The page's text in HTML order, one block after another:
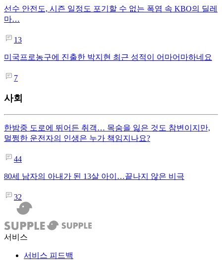
선수 안전도, 시즌 일정도 포기할 수 없는 폭염 속 KBO의 딜레
마…
13
미국프로농구에 진출한 박지현 최근 성적이 어마어마하네요
7
사회
한밤중 도로에 뛰어든 취객… 목숨을 잃은 것도 참변이지만,
멀쩡한 운전자의 인생은 누가 책임지나요?
44
80세 남자의 아내가 된 13살 아이…끝나지 않은 비극
32
서비스
서비스 피드백